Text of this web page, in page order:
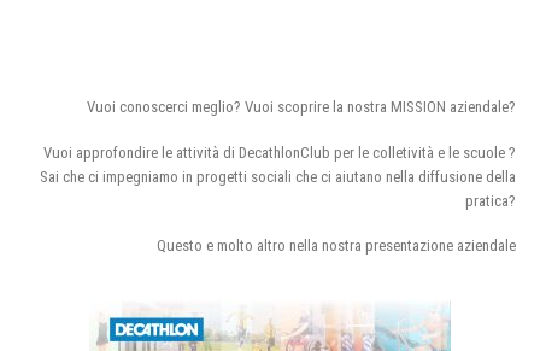
Vuoi conoscerci meglio? Vuoi scoprire la nostra MISSION aziendale?
Vuoi approfondire le attività di DecathlonClub per le colletività e le scuole ?
Sai che ci impegniamo in progetti sociali che ci aiutano nella diffusione della
pratica?
Questo e molto altro nella nostra presentazione aziendale